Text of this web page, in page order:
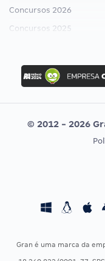
Concursos 2026
Concursos 2025
Concurso Nacional
Concurso Ibama
Concurso MPU
Editais publicados
CONCURSOS POR
Concursos Fiscais
© 2012 - 2026
Gran é uma marca da